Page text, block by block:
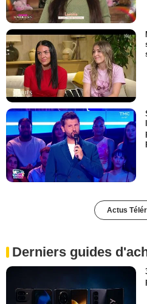
Actus
Derniers guides